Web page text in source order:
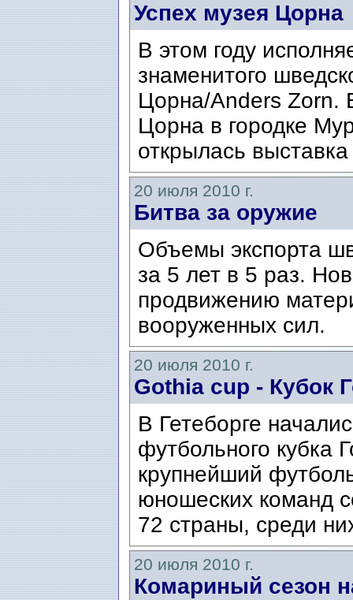
Успех музея Цорна
В этом году
знаменитого
Цорна/Anders Zorn.
Цорна в городке
открылась
20 июля 2010 г.
Битва за оружие
Объемы экспорта
за 5 лет в 5 раз.
продвижению
вооруженных сил.
20 июля 2010 г.
Gothia cup - Кубок
В Гетеборге
футбольного кубка
крупнейший
юношеских команд
72 страны, среди
20 июля 2010 г.
Комариный сезон